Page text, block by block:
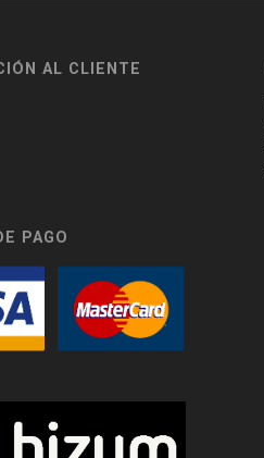
AL CLIENTE
PAGO